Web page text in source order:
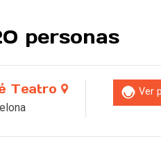
personas
Teatro Ver